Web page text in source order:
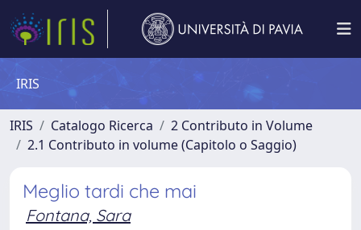
IRIS
IRIS Catalogo Ricerca
2 Contributo in Volume
2.1 Contributo in volume (Capitolo o Saggio)
Meglio tardi che mai
Fontana, Sara